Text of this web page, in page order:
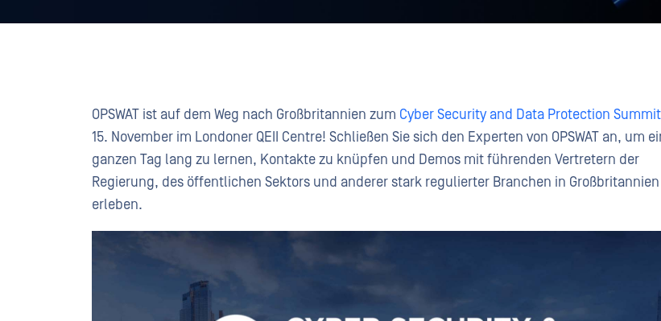
OPSWAT ist auf dem Weg nach Großbritannien zum Cyber Security and Data Protection Summit
15. November im Londoner QEII Centre! Schließen Sie sich den Experten von OPSWAT an, um
ganzen Tag lang zu lernen, Kontakte zu knüpfen und Demos mit führenden Vertretern der
Regierung, des öffentlichen Sektors und anderer stark regulierter Branchen in
erleben.